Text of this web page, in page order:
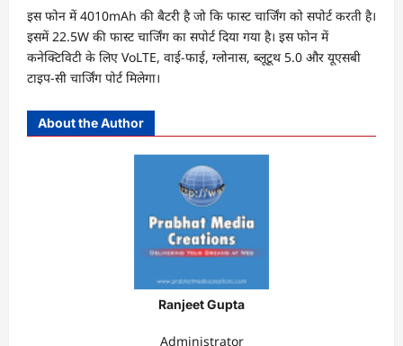
इस फोन में 4010mAh की बैटरी है जो कि फास्ट चार्जिंग को सपोर्ट करती है।
इसमें 22.5W की फास्ट चार्जिंग का सपोर्ट दिया गया है। इस फोन में
कनेक्टिविटी के लिए VoLTE, वाई-फाई, ग्लोनास, ब्लूटूथ 5.0 और यूएसबी
टाइप-सी चार्जिंग पोर्ट मिलेगा।
About the Author
Ranjeet Gupta
Administrator